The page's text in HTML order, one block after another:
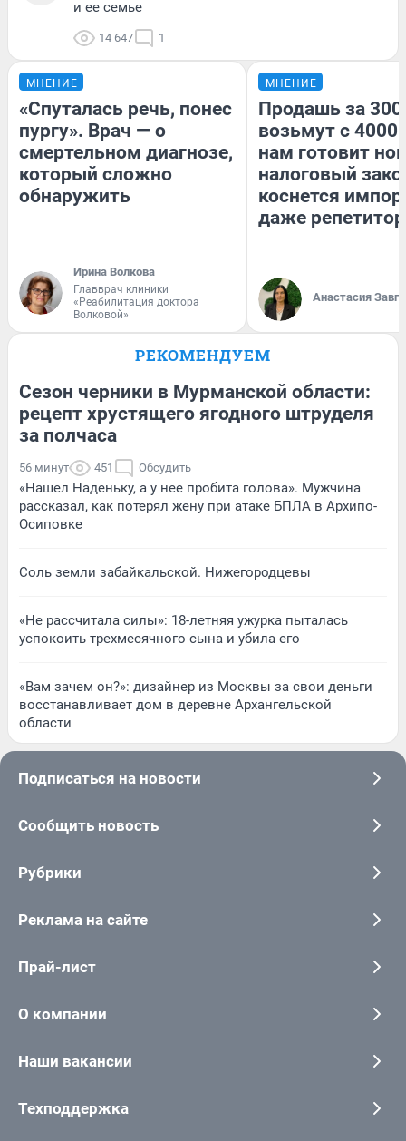
и ее семье
14 647 1
МНЕНИЕ
«Спуталась речь, понес
пургу». Врач — о
смертельном диагнозе,
который сложно
обнаружить
Ирина Волкова
Главврач клиники
«Реабилитация доктора
Волковой»
МНЕНИЕ
Продашь за
возьмут с
нам готовит
налоговый
коснется
даже
Анастасия
РЕКОМЕНДУЕМ
Сезон черники в Мурманской области:
рецепт хрустящего ягодного штруделя
за полчаса
56 минут 451 Обсудить
«Нашел Наденьку, а у нее пробита голова». Мужчина
рассказал, как потерял жену при атаке БПЛА в Архипо-
Осиповке
Соль земли забайкальской. Нижегородцевы
«Не рассчитала силы»: 18-летняя ужурка пыталась
успокоить трехмесячного сына и убила его
«Вам зачем он?»: дизайнер из Москвы за свои деньги
восстанавливает дом в деревне Архангельской
области
Подписаться на новости
Сообщить новость
Рубрики
Реклама на сайте
Прай-лист
О компании
Наши вакансии
Техподдержка